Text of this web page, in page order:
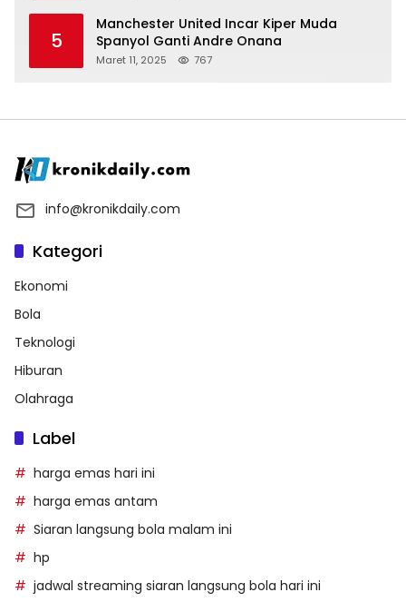
5
Manchester United Incar Kiper Muda
Spanyol Ganti Andre Onana
Maret 11, 2025 767
info@kronikdaily.com
Kategori
Ekonomi
Bola
Teknologi
Hiburan
Olahraga
Label
harga emas hari ini
harga emas antam
Siaran langsung bola malam ini
hp
jadwal streaming siaran langsung bola hari ini